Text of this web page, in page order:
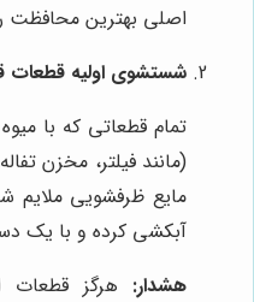
اصلی بهترین محافظت
شستشوی اولیه قطعات
تمام قطعاتی که با
(مانند فیلتر، مخزن
مایع ظرفشویی ملایم
آبکشی کرده و با یک
هشدار: هرگز قطعات